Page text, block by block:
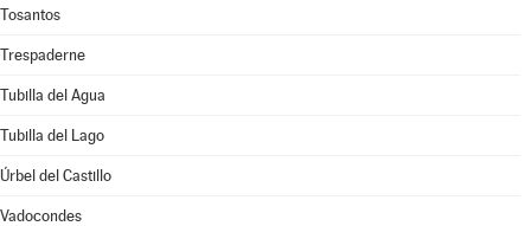
Tosantos
Trespaderne
Tubilla del Agua
Tubilla del Lago
Úrbel del Castillo
Vadocondes